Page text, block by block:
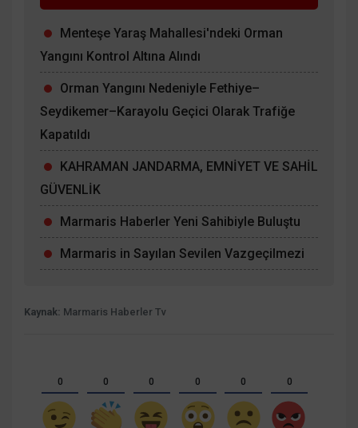
Menteşe Yaraş Mahallesi'ndeki Orman
Yangını Kontrol Altına Alındı
Orman Yangını Nedeniyle Fethiye–
Seydikemer–Karayolu Geçici Olarak Trafiğe
Kapatıldı
KAHRAMAN JANDARMA, EMNİYET VE SAHİL
GÜVENLİK
Marmaris Haberler Yeni Sahibiyle Buluştu
Marmaris in Sayılan Sevilen Vazgeçilmezi
Kaynak: Marmaris Haberler Tv
0 0 0 0 0 0